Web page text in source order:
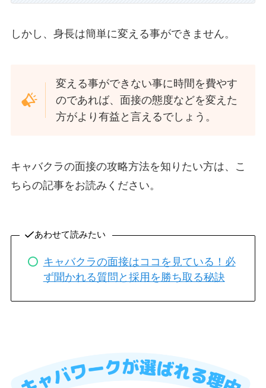
しかし、身長は簡単に変える事ができません。
変える事ができない事に時間を費やす
のであれば、面接の態度などを変えた
方がより有益と言えるでしょう。
キャバクラの面接の攻略方法を知りたい方は、こ
ちらの記事をお読みください。
あわせて読みたい
キャバクラの面接はココを見ている！必
ず聞かれる質問と採用を勝ち取る秘訣